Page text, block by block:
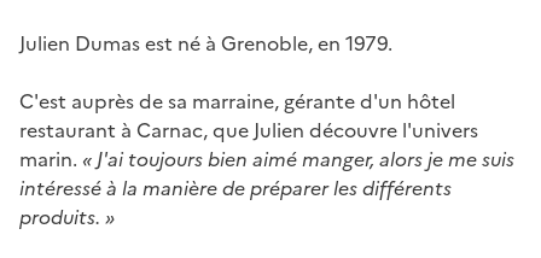
Julien Dumas est né à Grenoble, en 1979.
C'est auprès de sa marraine, gérante d'un hôtel
restaurant à Carnac, que Julien découvre l'univers
marin. « J'ai toujours bien aimé manger, alors je me suis
intéressé à la manière de préparer les différents
produits. »